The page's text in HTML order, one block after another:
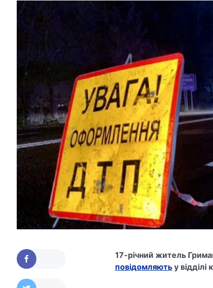
17-річний житель
повідомляютьу відділі